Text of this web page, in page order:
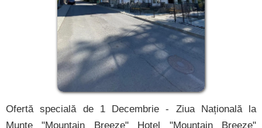
Ofertă specială de 1 Decembrie - Ziua Națională la
Munte "Mountain Breeze" Hotel "Mountain Breeze"